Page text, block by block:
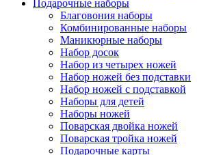
Подарочные наборы
Благовония наборы
Комбинированные наборы
Маникюрные наборы
Набор досок
Набор из четырех ножей
Набор ножей без подставки
Набор ножей с подставкой
Наборы для детей
Наборы ножей
Поварская двойка ножей
Поварская тройка ножей
Подарочные карты